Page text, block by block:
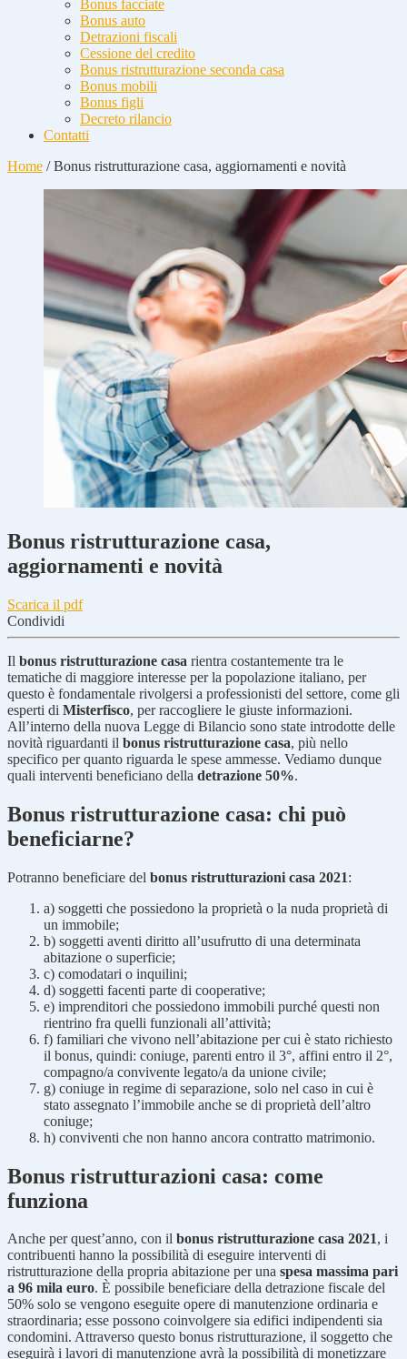
Bonus facciate
Bonus auto
Detrazioni fiscali
Cessione del credito
Bonus ristrutturazione seconda casa
Bonus mobili
Bonus figli
Decreto rilancio
Contatti
Home /Bonus ristrutturazione casa, aggiornamenti e novità
Bonus ristrutturazione casa,
aggiornamenti e novità
Scarica il pdf
Condividi
Il bonus ristrutturazione casa rientra costantemente tra le
tematiche di maggiore interesse per la popolazione italiano, per
questo è fondamentale rivolgersi a professionisti del settore, come gli
esperti di Misterfisco, per raccogliere le giuste informazioni.
All’interno della nuova Legge di Bilancio sono state introdotte delle
novità riguardanti il bonus ristrutturazione casa, più nello
specifico per quanto riguarda le spese ammesse. Vediamo dunque
quali interventi beneficiano della detrazione 50%.
Bonus ristrutturazione casa: chi può
beneficiarne?
Potranno beneficiare del bonus ristrutturazioni casa 2021:
a) soggetti che possiedono la proprietà o la nuda proprietà di
un immobile;
b) soggetti aventi diritto all’usufrutto di una determinata
abitazione o superficie;
c) comodatari o inquilini;
d) soggetti facenti parte di cooperative;
e) imprenditori che possiedono immobili purché questi non
rientrino fra quelli funzionali all’attività;
f) familiari che vivono nell’abitazione per cui è stato richiesto
il bonus, quindi: coniuge, parenti entro il 3°, affini entro il 2°,
compagno/a convivente legato/a da unione civile;
g) coniuge in regime di separazione, solo nel caso in cui è
stato assegnato l’immobile anche se di proprietà dell’altro
coniuge;
h) conviventi che non hanno ancora contratto matrimonio.
Bonus ristrutturazioni casa: come
funziona
Anche per quest’anno, con il bonus ristrutturazione casa 2021, i
contribuenti hanno la possibilità di eseguire interventi di
ristrutturazione della propria abitazione per una spesa massima pari
a 96 mila euro. È possibile beneficiare della detrazione fiscale del
50% solo se vengono eseguite opere di manutenzione ordinaria e
straordinaria; esse possono coinvolgere sia edifici indipendenti sia
condomini. Attraverso questo bonus ristrutturazione, il soggetto che
eseguirà i lavori di manutenzione avrà la possibilità di monetizzare